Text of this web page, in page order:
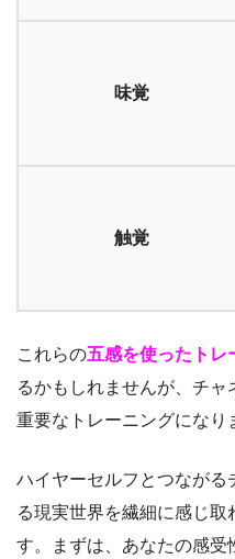
味覚
触覚
これらの五感を使ったトレ
るかもしれませんが、チ
重要なトレーニングになり
ハイヤーセルフとつながる
る現実世界を繊細に感じ
す。まずは、あなたの感